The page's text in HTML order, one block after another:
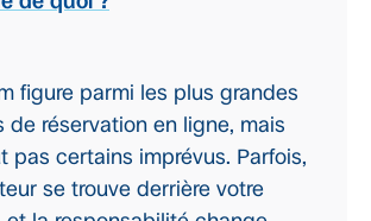
figure parmi les plus grandes
de réservation en ligne, mais
pas certains imprévus. Parfois,
se trouve derrière votre